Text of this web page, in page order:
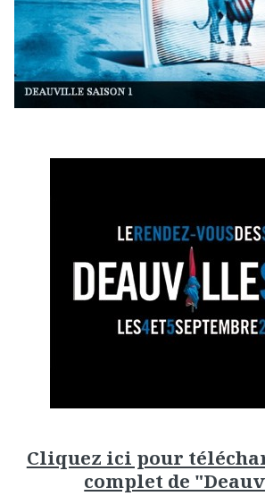
Cliquez ici pour
complet de